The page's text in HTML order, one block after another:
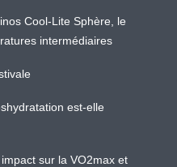
Cool-Lite Sphère, le
intermédiaires
est-elle
sur la VO2max et